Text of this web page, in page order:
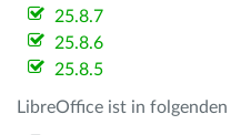
25.8.7
25.8.6
25.8.5
LibreOffice ist in folgenden